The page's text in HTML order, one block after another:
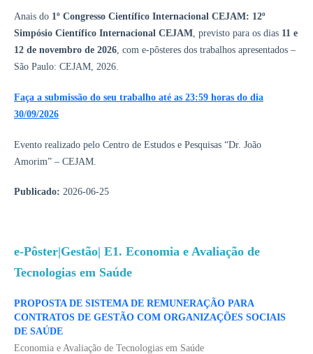
Anais do 1º Congresso Científico Internacional CEJAM: 12º
Simpósio Científico Internacional CEJAM, previsto para os dias 11 e
12 de novembro de 2026, com e-pôsteres dos trabalhos apresentados –
São Paulo: CEJAM, 2026.
Faça a submissão do seu trabalho até as 23:59 horas do dia
30/09/2026
Evento realizado pelo Centro de Estudos e Pesquisas “Dr. João
Amorim” – CEJAM.
Publicado: 2026-06-25
e-Pôster|Gestão| E1. Economia e Avaliação de
Tecnologias em Saúde
PROPOSTA DE SISTEMA DE REMUNERAÇÃO PARA
CONTRATOS DE GESTÃO COM ORGANIZAÇÕES SOCIAIS
DE SAÚDE
Economia e Avaliação de Tecnologias em Saúde